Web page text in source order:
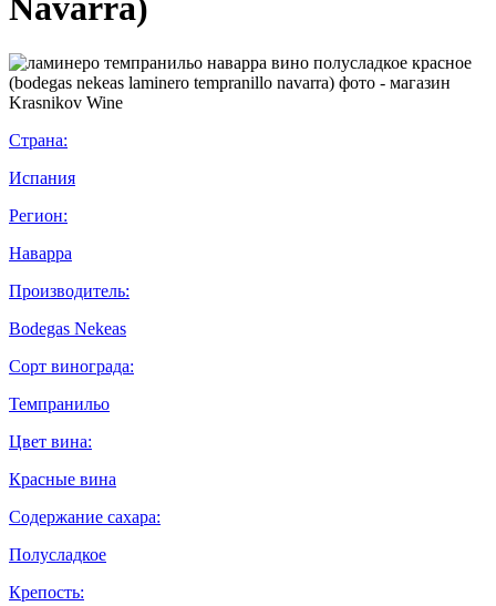
Navarra)
Страна:
Испания
Регион:
Наварра
Производитель:
Bodegas Nekeas
Сорт винограда:
Темпранильо
Цвет вина:
Красные вина
Содержание сахара:
Полусладкое
Крепость: